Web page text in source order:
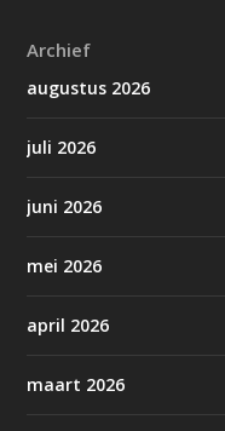
Archief
augustus 2026
juli 2026
juni 2026
mei 2026
april 2026
maart 2026